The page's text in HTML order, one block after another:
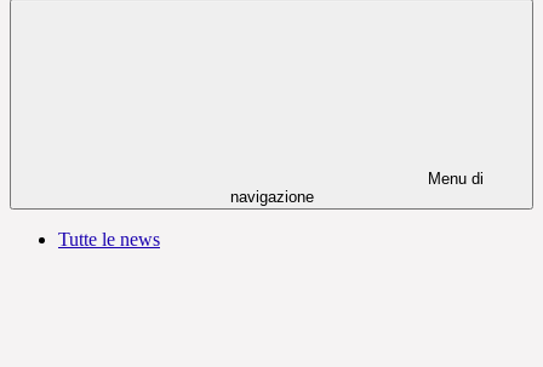
Menu di
navigazione
Tutte le news